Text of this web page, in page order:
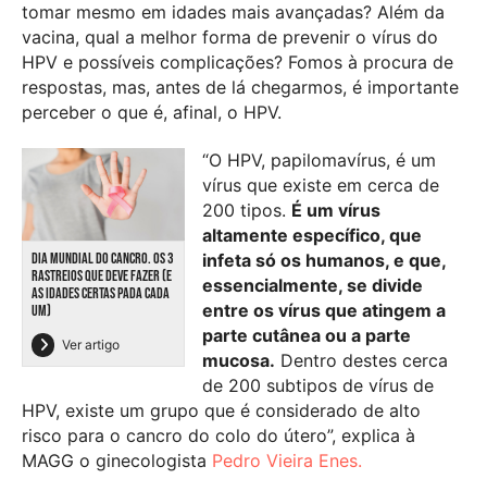
tomar mesmo em idades mais avançadas? Além da
vacina, qual a melhor forma de prevenir o vírus do
HPV e possíveis complicações? Fomos à procura de
respostas, mas, antes de lá chegarmos, é importante
perceber o que é, afinal, o HPV.
DIA MUNDIAL DO CANCRO. OS 3
RASTREIOS QUE DEVE FAZER (E
AS IDADES CERTAS PADA CADA
UM)
Ver artigo
“O HPV, papilomavírus, é um
vírus que existe em cerca de
200 tipos. É um vírus
altamente específico, que
infeta só os humanos, e que,
essencialmente, se divide
entre os vírus que atingem a
parte cutânea ou a parte
mucosa. Dentro destes cerca
de 200 subtipos de vírus de
HPV, existe um grupo que é considerado de alto
risco para o cancro do colo do útero”, explica à
MAGG o ginecologista Pedro Vieira Enes.